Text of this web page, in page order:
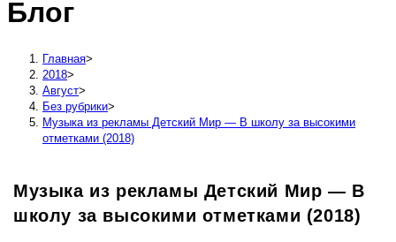
сайту
Блог
Главная>
2018>
Август>
Без рубрики>
Музыка из рекламы Детский Мир — В школу за высокими
отметками (2018)
Музыка из рекламы Детский Мир — В
школу за высокими отметками (2018)